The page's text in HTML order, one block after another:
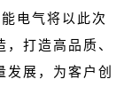
能电气将以此次
打造高品质、
发展，为客户创